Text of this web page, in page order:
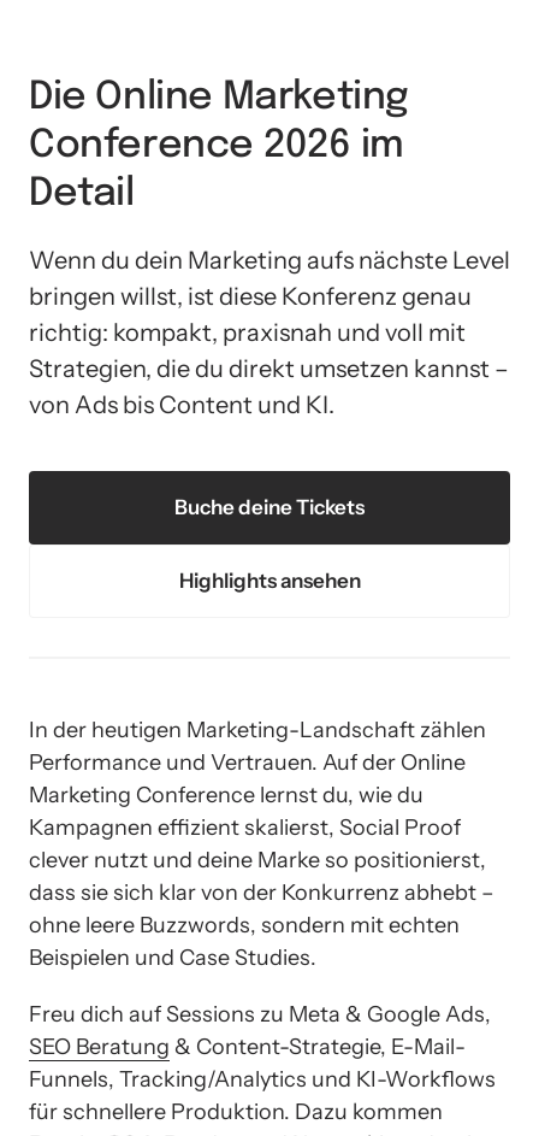
Die Online Marketing
Conference 2026 im
Detail
Wenn du dein Marketing aufs nächste Level
bringen willst, ist diese Konferenz genau
richtig: kompakt, praxisnah und voll mit
Strategien, die du direkt umsetzen kannst –
von Ads bis Content und KI.
Buche deine Tickets
Highlights ansehen
In der heutigen Marketing-Landschaft zählen
Performance und Vertrauen. Auf der Online
Marketing Conference lernst du, wie du
Kampagnen effizient skalierst, Social Proof
clever nutzt und deine Marke so positionierst,
dass sie sich klar von der Konkurrenz abhebt –
ohne leere Buzzwords, sondern mit echten
Beispielen und Case Studies.
SEO Beratung & Content-Strategie, E-Mail-
Funnels, Tracking/Analytics und KI-Workflows
für schnellere Produktion. Dazu kommen